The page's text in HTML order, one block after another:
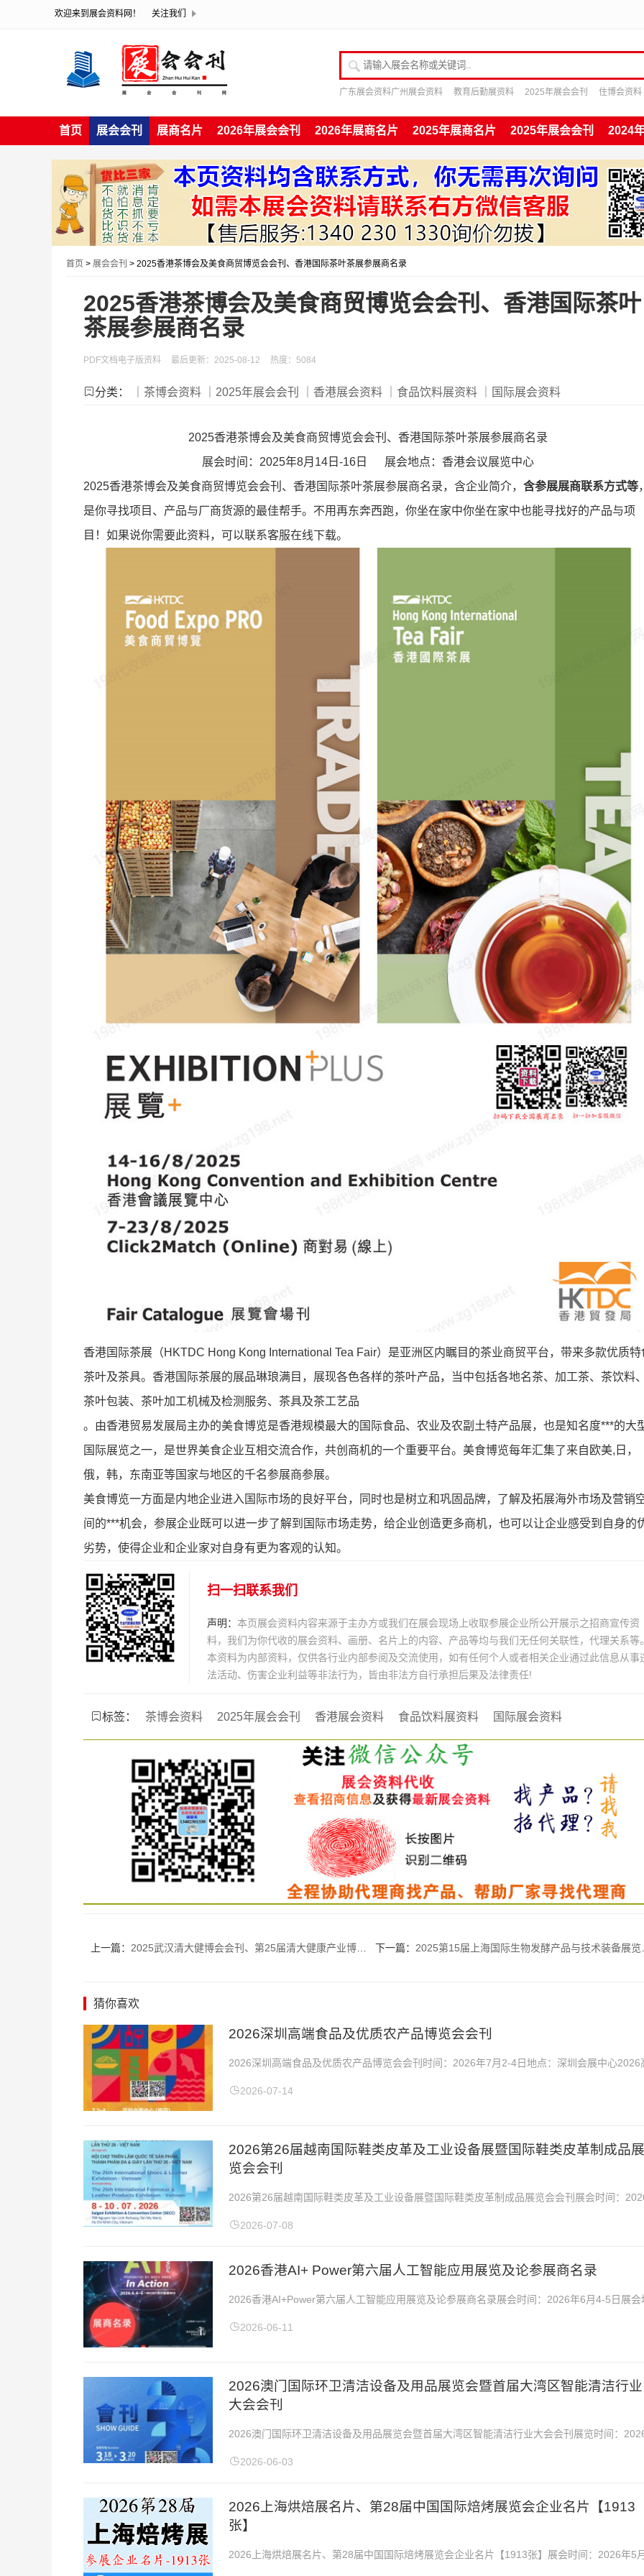
欢迎来到展会资料网！ 关注我们
请输入展会名称或关键词
广东展会资料广州展会资料 教育后勤展资料 2025年展会会刊 住博会资料
首页 展会会刊 展商名片 2026年展会会刊 2026年展商名片 2025年展商名片 2025年展会会刊 2024
首页 > 展会会刊 > 2025香港茶博会及美食商贸博览会会刊、香港国际茶叶茶展参展商名录
2025香港茶博会及美食商贸博览会会刊、香港国际茶叶
茶展参展商名录
PDF文档电子版资料 最后更新：2025-08-12 热度：5084
分类： ｜茶博会资料 ｜2025年展会会刊 ｜香港展会资料 ｜食品饮料展资料 ｜国际展会资料
2025香港茶博会及美食商贸博览会会刊、香港国际茶叶茶展参展商名录
展会时间：2025年8月14日-16日 展会地点：香港会议展览中心
2025香港茶博会及美食商贸博览会会刊、香港国际茶叶茶展参展商名录，含企业简介， 含参展展商联系方式等
是你寻找项目、产品与厂商货源的最佳帮手。不用再东奔西跑，你坐在家中你坐在家中也能寻找好的产品与项
目！如果说你需要此资料，可以联系客服在线下载。
香港国际茶展（HKTDC Hong Kong International Tea Fair）是亚洲区内瞩目的茶业商贸平台，带来多款优质特
茶叶及茶具。香港国际茶展的展品琳琅满目，展现各色各样的茶叶产品，当中包括各地名茶、加工茶、茶饮料
茶叶包装、茶叶加工机械及检测服务、茶具及茶工艺品
。由香港贸易发展局主办的美食博览是香港规模最大的国际食品、农业及农副土特产品展，也是知名度***的大
国际展览之一，是世界美食企业互相交流合作，共创商机的一个重要平台。美食博览每年汇集了来自欧美,日，
俄，韩，东南亚等国家与地区的千名参展商参展。
美食博览一方面是内地企业进入国际市场的良好平台，同时也是树立和巩固品牌，了解及拓展海外市场及营销
间的***机会，参展企业既可以进一步了解到国际市场走势，给企业创造更多商机，也可以让企业感受到自身的
劣势，使得企业和企业家对自身有更为客观的认知。
扫一扫联系我们
声明： 本页展会资料内容来源于主办方或我们在展会现场上收取参展企业所公开展示之招商宣传资
料，我们为你代收的展会资料、画册、名片上的内容、产品等均与我们无任何关联性，代理关系等
本资料为内部资料，仅供各行业内部参阅及交流使用，如有任何个人或者相关企业通过此信息从事
法活动、伤害企业利益等非法行为，皆由非法方自行承担后果及法律责任!
标签： 茶博会资料 2025年展会会刊 香港展会资料 食品饮料展资料 国际展会资料
上一篇： 2025武汉清大健博会会刊、第25届清大健康产业博览会暨大健康社区门店&私域新零售选品大会参展商名录_ 社区大健康中医药保健品 下一篇： 2025第15届上海国际生物发酵产品与技术装备展览会会刊-参展商名录
猜你喜欢
2026深圳高端食品及优质农产品博览会会刊
2026深圳高端食品及优质农产品博览会会刊时间：2026年7月2-4日地点：深圳会展中心2026
端食品及优质农产品深圳博览会会刊，是你寻找项目、产品与厂商货源...
2026-07-14
​2026第26届越南国际鞋类皮革及工业设备展暨国际鞋类皮革制成品展
览会会刊
2026第26届越南国际鞋类皮革及工业设备展暨国际鞋类皮革制成品展览会会刊展会时间：
年7月8-10日展会地点：胡志明市西贡会议展览中心2026第26届...
2026-07-08
2026香港AI+ Power第六届人工智能应用展览及论参展商名录
2026香港AI+Power第六届人工智能应用展览及论参展商名录展会时间：2026年6月4-5日展会
点：香港会议展览中心2026香港AI+Power第六届...
2026-06-11
2026澳门国际环卫清洁设备及用品展览会暨首届大湾区智能清洁行业
大会会刊
2026澳门国际环卫清洁设备及用品展览会暨首届大湾区智能清洁行业大会会刊展览时间：
年3月18-20日展览地址：澳门威尼斯人金光会展2026澳门国际环卫清...
2026-06-03
2026上海烘焙展名片、第28届中国国际焙烤展览会企业名片【1913
张】
2026上海烘焙展名片、第28届中国国际焙烤展览会企业名片【1913张】展会时间：2026年5